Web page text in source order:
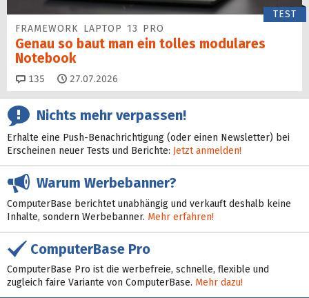
TEST
FRAMEWORK LAPTOP 13 PRO
Genau so baut man ein tolles modulares
Notebook
135 Kommentare
27.07.2026
Nichts mehr verpassen!
Erhalte eine Push-Benachrichtigung (oder einen Newsletter) bei
Erscheinen neuer Tests und Berichte: Jetzt anmelden!
Warum Werbebanner?
ComputerBase berichtet unabhängig und verkauft deshalb keine
Inhalte, sondern Werbebanner. Mehr erfahren!
ComputerBase Pro
ComputerBase Pro ist die werbefreie, schnelle, flexible und
zugleich faire Variante von ComputerBase. Mehr dazu!